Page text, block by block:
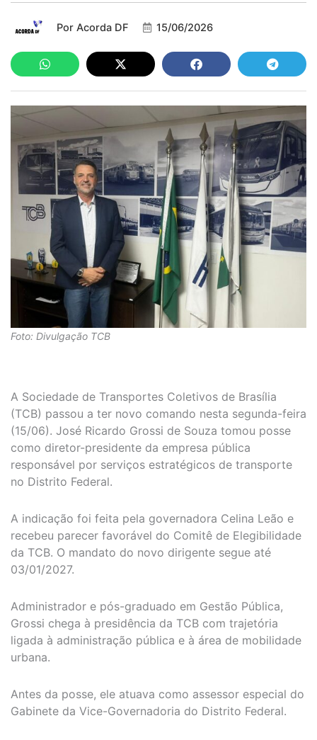
Por Acorda DF 15/06/2026
Foto: Divulgação TCB
A Sociedade de Transportes Coletivos de Brasília
(TCB) passou a ter novo comando nesta segunda-feira
(15/06). José Ricardo Grossi de Souza tomou posse
como diretor-presidente da empresa pública
responsável por serviços estratégicos de transporte
no Distrito Federal.
A indicação foi feita pela governadora Celina Leão e
recebeu parecer favorável do Comitê de Elegibilidade
da TCB. O mandato do novo dirigente segue até
03/01/2027.
Administrador e pós-graduado em Gestão Pública,
Grossi chega à presidência da TCB com trajetória
ligada à administração pública e à área de mobilidade
urbana.
Antes da posse, ele atuava como assessor especial do
Gabinete da Vice-Governadoria do Distrito Federal.